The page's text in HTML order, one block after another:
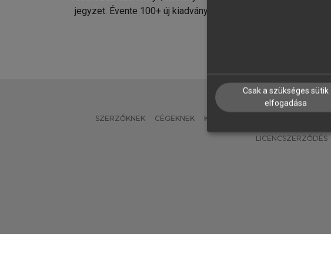
jegyzet. Évente 100+ új kiadvány.
SZERZŐKNEK CÉGEKNEK KÖNYVTÁROSOKNAK
LICENCSZERZŐDÉS
Csak a szükséges sütik
elfogadása